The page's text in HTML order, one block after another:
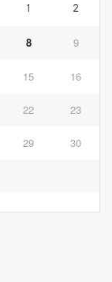
1 2
8 9
15 16
22 23
29 30